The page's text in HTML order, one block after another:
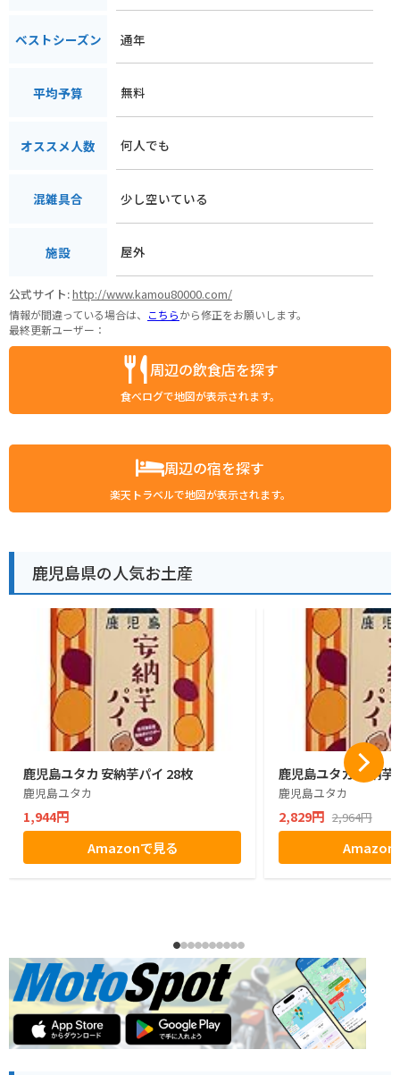
ベストシーズン 通年
平均予算 無料
オススメ人数 何人でも
混雑具合 少し空いている
施設 屋外
公式サイト:http://www.kamou80000.com/
情報が間違っている場合は、 こちらから修正をお願いします。
最終更新ユーザー：
周辺の飲食店を探す
食べログで地図が表示されます。
周辺の宿を探す
楽天トラベルで地図が表示されます。
鹿児島県の人気お土産
鹿児島ユタカ 安納芋パイ 28枚
鹿児島ユタカ
1,944円
Amazonで見る
鹿児島ユタカ 安納
鹿児島ユタカ
2,829円 2,964円
Amazon